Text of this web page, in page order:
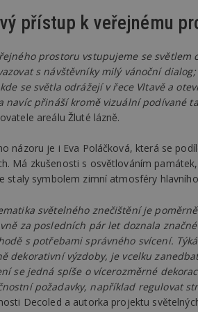
přístup k veřejnému
prostoru vstupujeme se světlem
s návštěvníky milý vánoční
se světla odrážejí v řece Vltavě a
navíc přináší kromě vizuální podívané
areálu Žluté lázně.
názoru je i Eva Poláčková, která se
Má zkušenosti s osvětlováním
staly symbolem zimní atmosféry
světelného znečištění je
za posledních pár let doznala
s potřebami správného svícení.
dekorativní výzdoby, je vcelku
se jedná spíše o vícerozměrné
požadavky, například regulovat
Decoled a autorka projektu
Provider
Doména
_gid
Google
LLC
.estav.cz
CMID
uid
test_cookie
id
test
mobile
Název
tu
ui
cct
_hjSession_170189
Gtest
C
bm2uu
cct
ibbid